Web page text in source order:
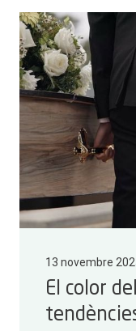
13 novembre
El color